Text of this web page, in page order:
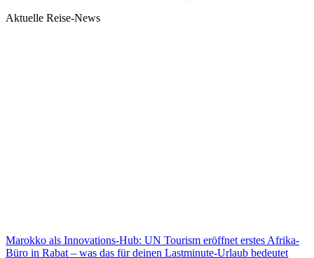
Aktuelle Reise-News
Marokko als Innovations-Hub: UN Tourism eröffnet erstes Afrika-
Büro in Rabat – was das für deinen Lastminute-Urlaub bedeutet